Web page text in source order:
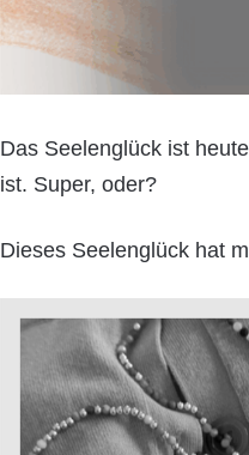
Das Seelenglück ist
ist. Super, oder?
Dieses Seelenglück hat